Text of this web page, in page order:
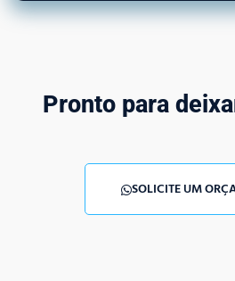
Pronto para
SOLICITE UM